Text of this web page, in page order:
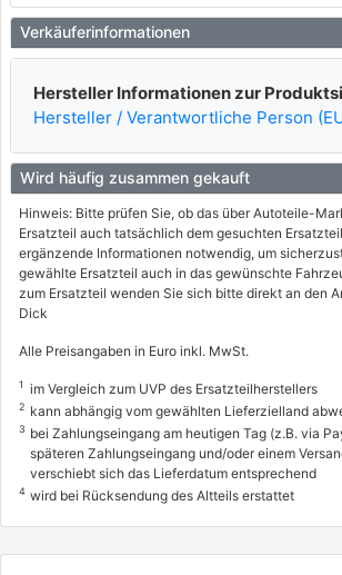
Verkäuferinformationen
Hersteller Informationen zur
Hersteller / Verantwortliche Person
Wird häufig zusammen gekauft
Hinweis: Bitte prüfen Sie, ob das über Autoteile-
Ersatzteil auch tatsächlich dem gesuchten
ergänzende Informationen notwendig, um
gewählte Ersatzteil auch in das gewünschte
zum Ersatzteil wenden Sie sich bitte direkt an den
Dick
Alle Preisangaben in Euro inkl. MwSt.
1 im Vergleich zum UVP des Ersatzteilherstellers
2 kann abhängig vom gewählten Lieferzielland
3 bei Zahlungseingang am heutigen Tag (z.B. via
späteren Zahlungseingang und/oder einem
verschiebt sich das Lieferdatum entsprechend
4 wird bei Rücksendung des Altteils erstattet